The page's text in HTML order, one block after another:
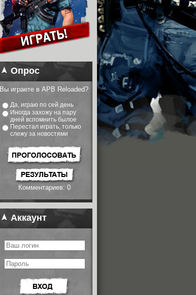
Опрос
Вы играете в APB Reloaded?
Да, играю по сей день
Иногда захожу на пару
дней вспомнить былое
Перестал играть, только
слежу за новостями
Комментариев: 0
Аккаунт